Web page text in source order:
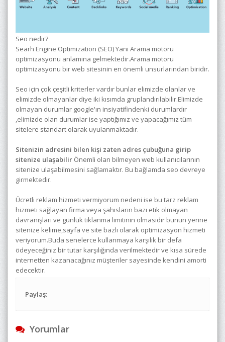
Seo nedir?
Searh Engine Optimization (SEO) Yani Arama motoru
optimizasyonu anlamına gelmektedir.Arama motoru
optimizasyonu bir web sitesinin en önemli unsurlarından biridir.
Seo için çok çeşitli kriterler vardır bunlar elimizde olanlar ve
elimizde olmayanlar diye iki kısımda gruplandırılabilir.Elimizde
olmayan durumlar google'ın insiyatifindenki durumlardır
,elimizde olan durumlar ise yaptığımız ve yapacağımız tüm
sitelere standart olarak uyulanmaktadır.
Sitenizin adresini bilen kişi zaten adres çubuğuna girip
sitenize ulaşabilir Önemli olan bilmeyen web kullanıcılarının
sitenize ulaşabilmesini sağlamaktır. Bu bağlamda seo devreye
girmektedir.
Ücretli reklam hizmeti vermiyorum nedeni ise bu tarz reklam
hizmeti sağlayan firma veya şahısların bazı etik olmayan
davranışları ve günlük tıklanma limitinin olmasıdır bunun yerine
sitenize kelime,sayfa ve site bazlı olarak optimizasyon hizmeti
veriyorum.Buda senelerce kullanmaya karşılık bir defa
ödeyeceğiniz bir tutar karşılığında verilmektedir ve kısa sürede
internetten kazanacağınız müşteriler sayesinde kendini amorti
edecektir.
Paylaş:
Yorumlar